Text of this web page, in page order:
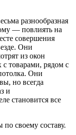
разнообразная
— повлиять на
совершения
Они
из окон
товарами, рядом с
Они
но всегда
и
становится все
по своему составу.